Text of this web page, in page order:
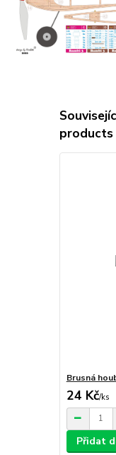
products
Brusná
24 Kč/ks
Přidat